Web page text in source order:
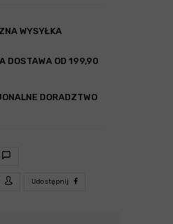
WYSYŁKA
DOSTAWA OD 199,90
DORADZTWO
Udostępnij